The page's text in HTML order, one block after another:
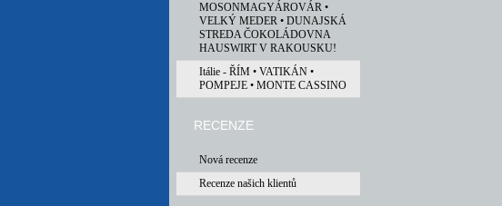
MOSONMAGYÁROVÁR •
VELKÝ MEDER • DUNAJSKÁ
STREDA ČOKOLÁDOVNA
HAUSWIRT V RAKOUSKU!
Itálie - ŘÍM • VATIKÁN •
POMPEJE • MONTE CASSINO
RECENZE
Nová recenze
Recenze našich klientů